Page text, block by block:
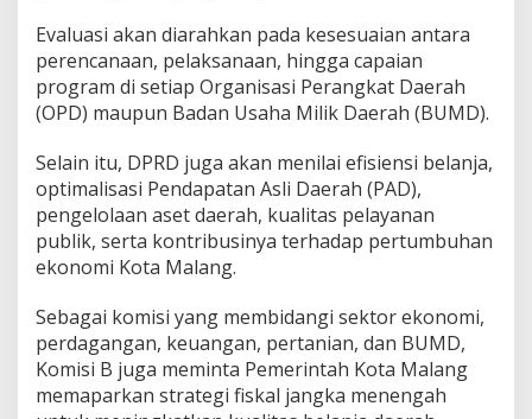
Evaluasi akan diarahkan pada kesesuaian antara
perencanaan, pelaksanaan, hingga capaian
program di setiap Organisasi Perangkat Daerah
(OPD) maupun Badan Usaha Milik Daerah (BUMD).
Selain itu, DPRD juga akan menilai efisiensi belanja,
optimalisasi Pendapatan Asli Daerah (PAD),
pengelolaan aset daerah, kualitas pelayanan
publik, serta kontribusinya terhadap pertumbuhan
ekonomi Kota Malang.
Sebagai komisi yang membidangi sektor ekonomi,
perdagangan, keuangan, pertanian, dan BUMD,
Komisi B juga meminta Pemerintah Kota Malang
memaparkan strategi fiskal jangka menengah